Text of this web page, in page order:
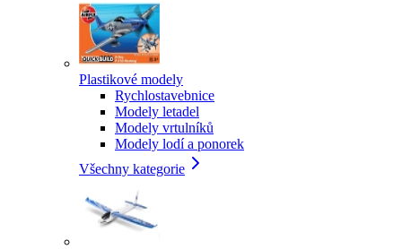
Plastikové modely
Rychlostavebnice
Modely letadel
Modely vrtulníků
Modely lodí a ponorek
Všechny kategorie